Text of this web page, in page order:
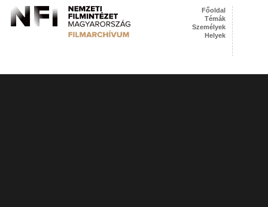
Főoldal
Témák
Személyek
Helyek